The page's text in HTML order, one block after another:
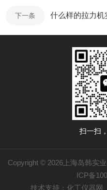
下一条 什么样的拉力机
扫一扫
Copyright © 2026上海岛韩实
ICP备
技术支持： 化工仪器网